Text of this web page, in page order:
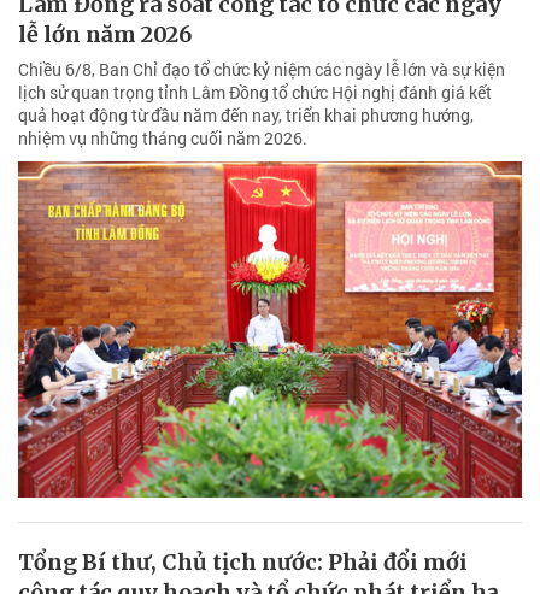
lễ lớn năm 2026
Chiều 6/8, Ban Chỉ đạo tổ chức kỷ niệm các ngày lễ lớn và sự kiện
lịch sử quan trọng tỉnh Lâm Đồng tổ chức Hội nghị đánh giá kết
quả hoạt động từ đầu năm đến nay, triển khai phương hướng,
nhiệm vụ những tháng cuối năm 2026.
Tổng Bí thư, Chủ tịch nước: Phải đổi mới